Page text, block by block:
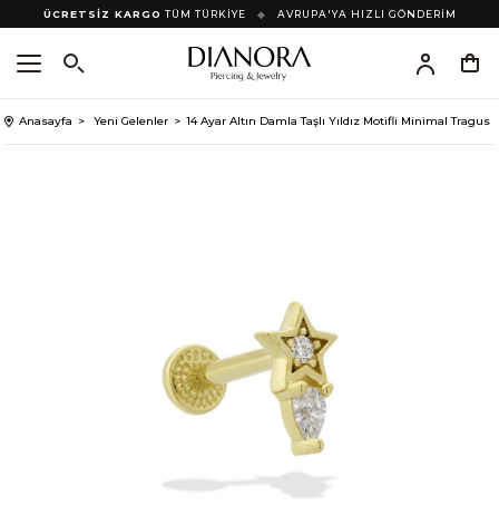
ÜCRETSİZ KARGO TÜM TÜRKİYE ◆ AVRUPA'YA HIZLI GÖNDERİM
Anasayfa Yeni Gelenler 14 Ayar Altın Damla Taşlı Yıldız Motifli Minimal Tragus